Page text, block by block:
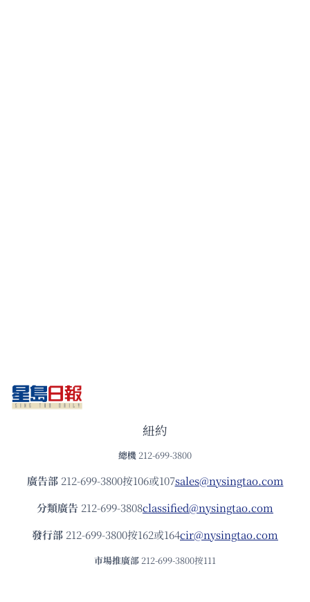
紐約
總機 212-699-3800
廣告部212-699-3800按106或107sales@nysingtao.com
分類廣告 212-699-3808classified@nysingtao.com
發⾏部 212-699-3800按162或164cir@nysingtao.com
市場推廣部 212-699-3800按111